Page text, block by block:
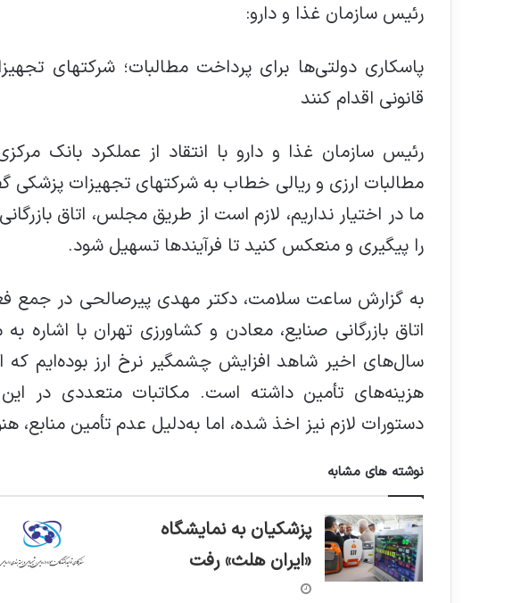
رئیس سازمان غذا و دارو:
پاسکاری دولتی‌ها برای پرداخت مطالبات؛ شرکتهای
قانونی اقدام کنند
رئیس سازمان غذا و دارو با انتقاد از عملکرد بانک
مطالبات ارزی و ریالی خطاب به شرکتهای تجهیزات
ما در اختیار نداریم، لازم است از طریق مجلس، اتاق
را پیگیری و منعکس کنید تا فرآیندها تسهیل شود.
به گزارش ساعت سلامت، دکتر مهدی پیرصالحی در جمع
اتاق بازرگانی صنایع، معادن و کشاورزی تهران با
سال‌های اخیر شاهد افزایش چشمگیر نرخ ارز بوده‌ایم که
هزینه‌های تأمین داشته است. مکاتبات متعددی در
دستورات لازم نیز اخذ شده، اما به‌دلیل عدم تأمین منابع،
نوشته های مشابه
پزشکیان به نمایشگاه
«ایران هلث» رفت